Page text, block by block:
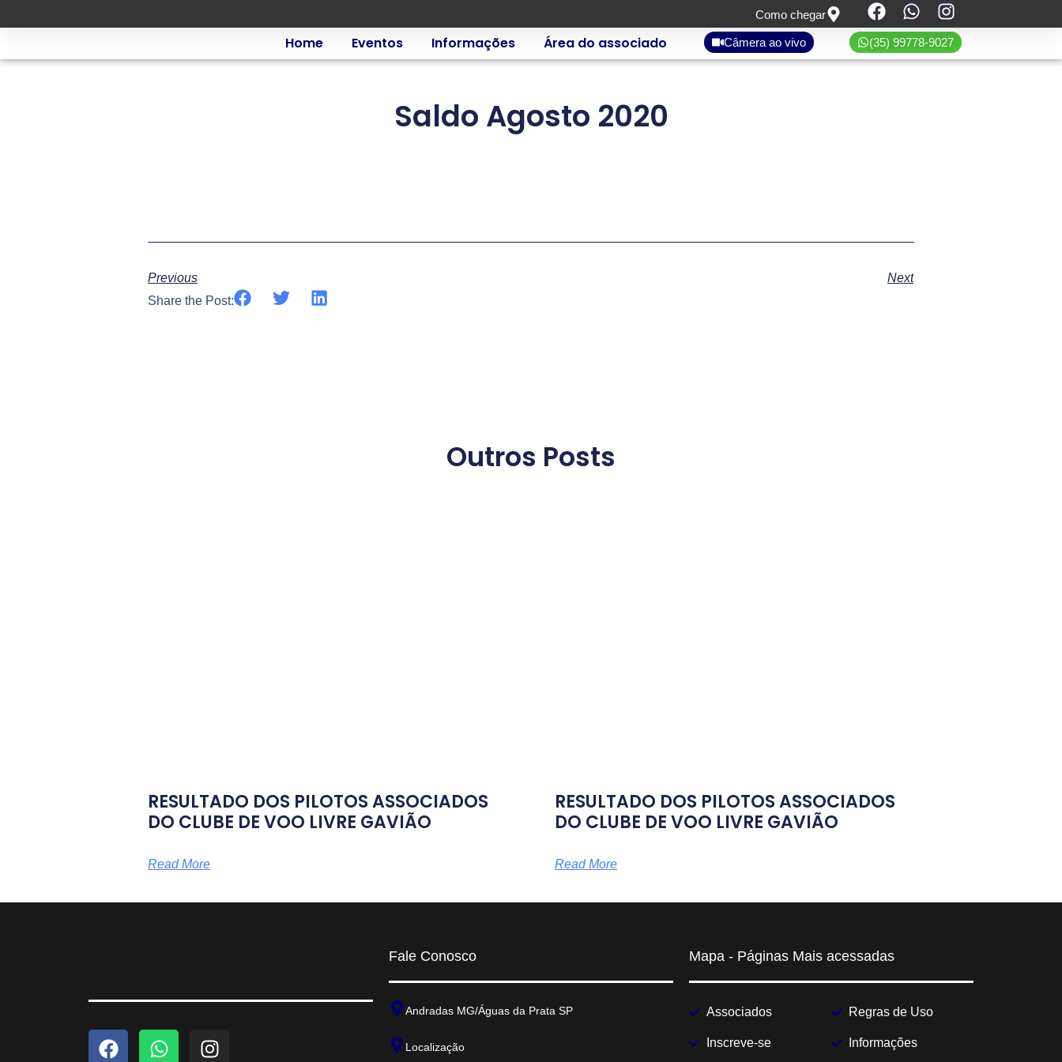
Como chegar
Home Eventos Informações Área do associado Câmera ao vivo (35) 99778-9027
Saldo Agosto 2020
Previous
Next
Share the Post:
Outros Posts
RESULTADO DOS PILOTOS ASSOCIADOS
DO CLUBE DE VOO LIVRE GAVIÃO
Read More
RESULTADO DOS PILOTOS ASSOCIADOS
DO CLUBE DE VOO LIVRE GAVIÃO
Read More
Fale Conosco
Andradas MG/Águas da Prata SP
Localização
Mapa - Páginas Mais acessadas
Associados
Inscreve-se
Regras de Uso
Informações